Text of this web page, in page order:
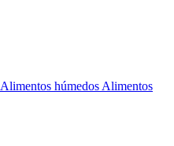
Alimentos húmedos Alimentos